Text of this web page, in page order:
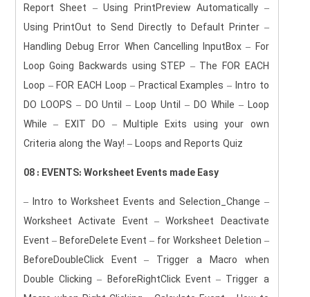
Report Sheet – Using PrintPreview Automatically –
Using PrintOut to Send Directly to Default Printer –
Handling Debug Error When Cancelling InputBox – For
Loop Going Backwards using STEP – The FOR EACH
Loop – FOR EACH Loop – Practical Examples – Intro to
DO LOOPS – DO Until – Loop Until – DO While – Loop
While – EXIT DO – Multiple Exits using your own
Criteria along the Way! – Loops and Reports Quiz
08 : EVENTS: Worksheet Events made Easy
– Intro to Worksheet Events and Selection_Change –
Worksheet Activate Event – Worksheet Deactivate
Event – BeforeDelete Event – for Worksheet Deletion –
BeforeDoubleClick Event – Trigger a Macro when
Double Clicking – BeforeRightClick Event – Trigger a